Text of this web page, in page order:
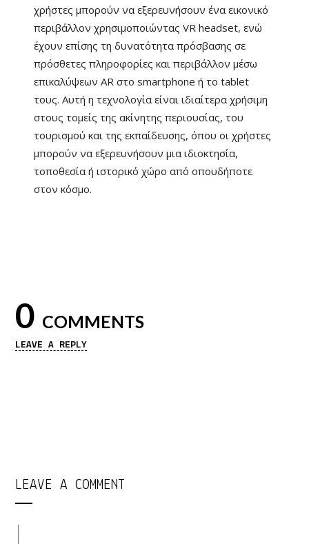
χρήστες μπορούν να εξερευνήσουν ένα εικονικό
περιβάλλον χρησιμοποιώντας VR headset, ενώ
έχουν επίσης τη δυνατότητα πρόσβασης σε
πρόσθετες πληροφορίες και περιβάλλον μέσω
επικαλύψεων AR στο smartphone ή το tablet
τους. Αυτή η τεχνολογία είναι ιδιαίτερα χρήσιμη
στους τομείς της ακίνητης περιουσίας, του
τουρισμού και της εκπαίδευσης, όπου οι χρήστες
μπορούν να εξερευνήσουν μια ιδιοκτησία,
τοποθεσία ή ιστορικό χώρο από οπουδήποτε
στον κόσμο.
0 COMMENTS
LEAVE A REPLY
LEAVE A COMMENT